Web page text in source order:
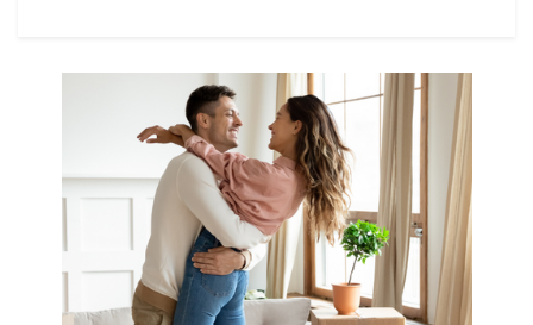
22.30 μ.μ. – 23.30 μ.μ.
Χοροί και τραγούδια του Πόντου. Παρουσίαση χορών του
Πόντου, από τον εξαίρετοΜορφωτικό Πολιτιστικό
Σύλλογο Βατολάκκου. Συνοδεύουν μουσικά στην
ποντιακή λύρα οΆκης Σιαμίδης και στο νταούλι η
Χριστίνα Καλαϊτζίδου.